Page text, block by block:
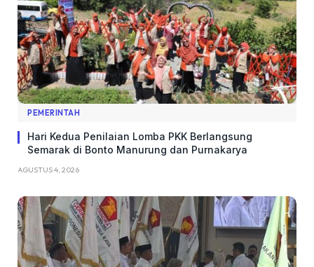
PEMERINTAH
Hari Kedua Penilaian Lomba PKK Berlangsung
Semarak di Bonto Manurung dan Purnakarya
AGUSTUS 4, 2026